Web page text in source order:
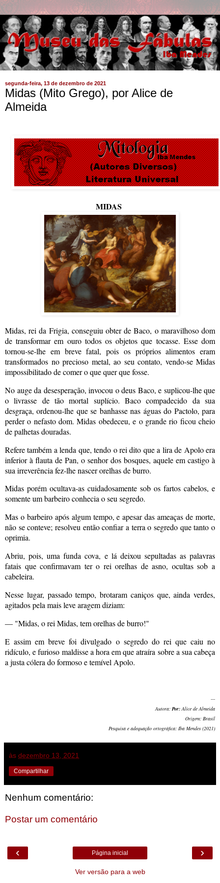
segunda-feira, 13 de dezembro de 2021
Midas (Mito Grego), por Alice de
Almeida
MIDAS
Midas, rei da Frigia, conseguiu obter de Baco, o maravilhoso dom
de transformar em ouro todos os objetos que tocasse. Esse dom
tornou-se-lhe em breve fatal, pois os próprios alimentos eram
transformados no precioso metal, ao seu contato, vendo-se Midas
impossibilitado de comer o que quer que fosse.
No auge da desesperação, invocou o deus Baco, e suplicou-lhe que
o livrasse de tão mortal suplício. Baco compadecido da sua
desgraça, ordenou-lhe que se banhasse nas águas do Pactolo, para
perder o nefasto dom. Midas obedeceu, e o grande rio ficou cheio
de palhetas douradas.
Refere também a lenda que, tendo o rei dito que a lira de Apolo era
inferior à flauta de Pan, o senhor dos bosques, aquele em castigo à
sua irreverência fez-lhe nascer orelhas de burro.
Midas porém ocultava-as cuidadosamente sob os fartos cabelos, e
somente um barbeiro conhecia o seu segredo.
Mas o barbeiro após algum tempo, e apesar das ameaças de morte,
não se conteve; resolveu então confiar a terra o segredo que tanto o
oprimia.
Abriu, pois, uma funda cova, e lá deixou sepultadas as palavras
fatais que confirmavam ter o rei orelhas de asno, ocultas sob a
cabeleira.
Nesse lugar, passado tempo, brotaram caniços que, ainda verdes,
agitados pela mais leve aragem diziam:
— "Midas, o rei Midas, tem orelhas de burro!"
E assim em breve foi divulgado o segredo do rei que caiu no
ridículo, e furioso maldisse a hora em que atraíra sobre a sua cabeça
a justa cólera do formoso e temível Apolo.
---
Autora: Por:Alice de Almeida
Origem: Brasil
Pesquisa e adequação ortográfica: Iba Mendes (2021)
às dezembro 13, 2021
Compartilhar
Nenhum comentário:
Postar um comentário
‹ ›
Página inicial
Ver versão para a web